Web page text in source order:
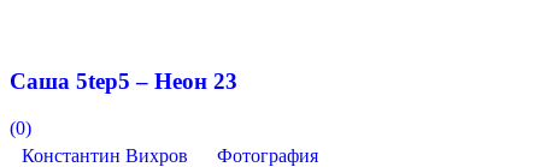
Саша 5tep5 – Неон 23
(0)
Константин Вихров
Фотография